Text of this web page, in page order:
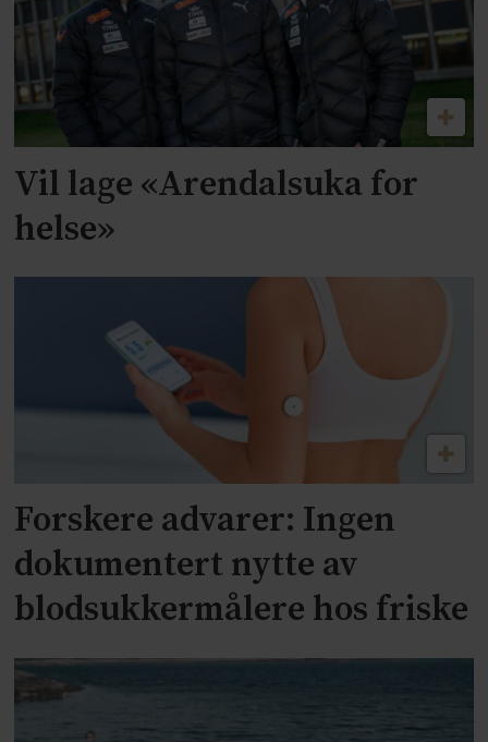
Vil lage «Arendalsuka for
helse»
Forskere advarer: Ingen
dokumentert nytte av
blodsukkermålere hos friske